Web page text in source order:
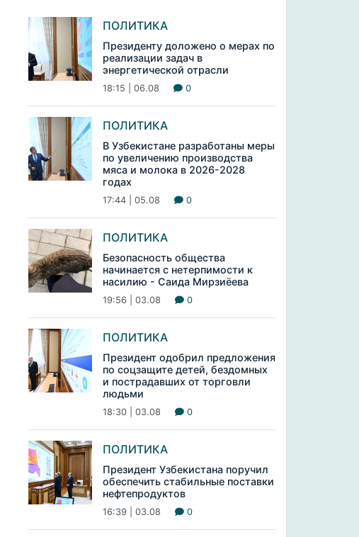
ПОЛИТИКА
Президенту доложено о мерах по
реализации задач в
энергетической отрасли
18:15 | 06.08 0
ПОЛИТИКА
В Узбекистане разработаны меры
по увеличению производства
мяса и молока в 2026-2028
годах
17:44 | 05.08 0
ПОЛИТИКА
Безопасность общества
начинается с нетерпимости к
насилию - Саида Мирзиёева
19:56 | 03.08 0
ПОЛИТИКА
Президент одобрил предложения
по соцзащите детей, бездомных
и пострадавших от торговли
людьми
18:30 | 03.08 0
ПОЛИТИКА
Президент Узбекистана поручил
обеспечить стабильные поставки
нефтепродуктов
16:39 | 03.08 0